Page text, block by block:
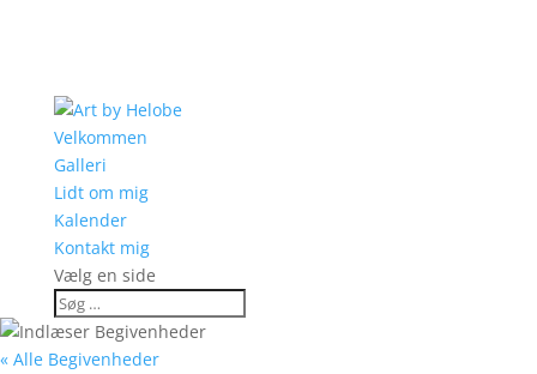
Velkommen
Galleri
Lidt om mig
Kalender
Kontakt mig
Vælg en side
« Alle Begivenheder